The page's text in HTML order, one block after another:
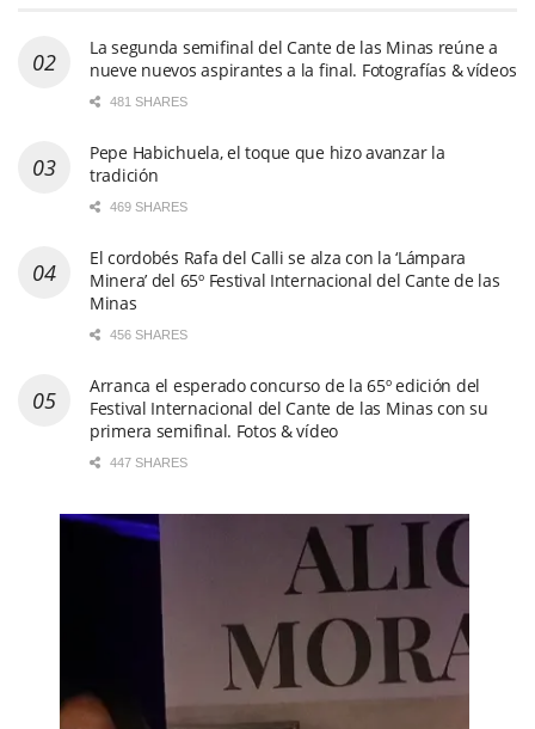
La segunda semifinal del Cante de las Minas reúne a
nueve nuevos aspirantes a la final. Fotografías & vídeos
481 SHARES
Pepe Habichuela, el toque que hizo avanzar la
tradición
469 SHARES
El cordobés Rafa del Calli se alza con la ‘Lámpara
Minera’ del 65º Festival Internacional del Cante de las
Minas
456 SHARES
Arranca el esperado concurso de la 65º edición del
Festival Internacional del Cante de las Minas con su
primera semifinal. Fotos & vídeo
447 SHARES